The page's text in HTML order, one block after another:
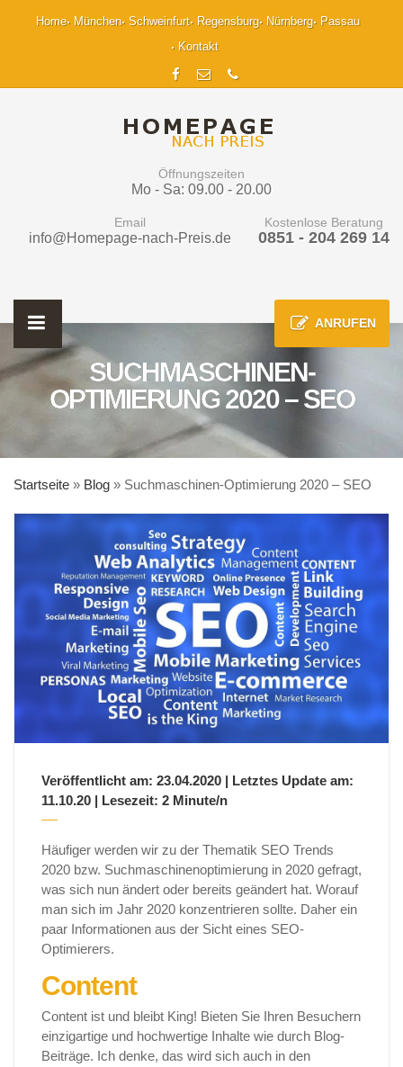
Home München Schweinfurt Regensburg Nürnberg
Passau
Kontakt
Öffnungszeiten
Mo - Sa: 09.00 - 20.00
Email
info@Homepage-nach-Preis.de
Kostenlose Beratung
0851 - 204 269 14
ANRUFEN
SUCHMASCHINEN-
OPTIMIERUNG 2020 – SEO
Startseite » Blog » Suchmaschinen-Optimierung 2020 – SEO
Veröffentlicht am: 23.04.2020 | Letztes Update am:
11.10.20 | Lesezeit: 2 Minute/n
Häufiger werden wir zu der Thematik SEO Trends
2020 bzw. Suchmaschinenoptimierung in 2020 gefragt,
was sich nun ändert oder bereits geändert hat. Worauf
man sich im Jahr 2020 konzentrieren sollte. Daher ein
paar Informationen aus der Sicht eines SEO-
Optimierers.
Content
Content ist und bleibt King! Bieten Sie Ihren Besuchern
einzigartige und hochwertige Inhalte wie durch Blog-
Beiträge. Ich denke, das wird sich auch in den